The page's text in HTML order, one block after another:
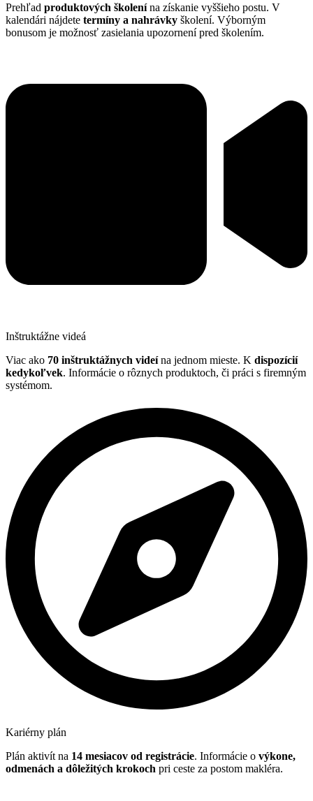
Prehľad produktových školenína získanie vyššieho postu. V
kalendári nájdete termíny a nahrávky školení. Výborným
bonusom je možnosť zasielania upozornení pred školením.
Inštruktážne videá
Viac ako 70 inštruktážnych videína jednom mieste. K dispozícií
kedykoľvek. Informácie o rôznych produktoch, či práci s firemným
systémom.
Kariérny plán
Plán aktivít na 14 mesiacov od registrácie. Informácie o výkone,
odmenách a dôležitých krokoch pri ceste za postom makléra.